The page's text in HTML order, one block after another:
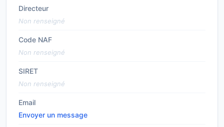
Directeur
Non renseigné
Code NAF
Non renseigné
SIRET
Non renseigné
Email
Envoyer un message